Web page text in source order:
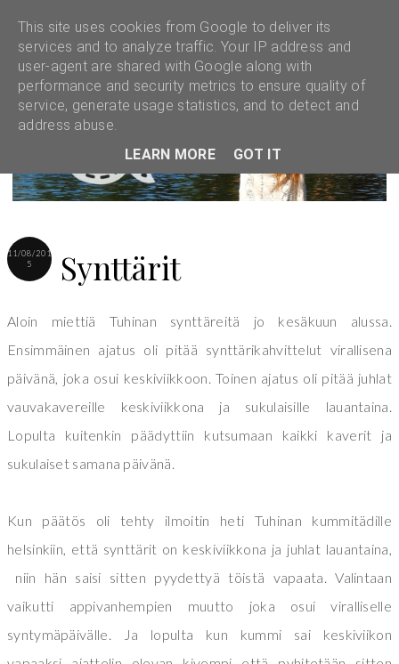
11/08/201
5
Synttärit
Aloin miettiä Tuhinan synttäreitä jo kesäkuun alussa.
Ensimmäinen ajatus oli pitää synttärikahvittelut virallisena
päivänä, joka osui keskiviikkoon. Toinen ajatus oli pitää juhlat
vauvakavereille keskiviikkona ja sukulaisille lauantaina.
Lopulta kuitenkin päädyttiin kutsumaan kaikki kaverit ja
sukulaiset samana päivänä.
Kun päätös oli tehty ilmoitin heti Tuhinan kummitädille
helsinkiin, että synttärit on keskiviikkona ja juhlat lauantaina,
niin hän saisi sitten pyydettyä töistä vapaata. Valintaan
vaikutti appivanhempien muutto joka osui viralliselle
syntymäpäivälle. Ja lopulta kun kummi sai keskiviikon
This site uses cookies from Google to deliver its
services and to analyze traffic. Your IP address and
user-agent are shared with Google along with
performance and security metrics to ensure quality of
service, generate usage statistics, and to detect and
address abuse.
LEARN MORE
GOT IT